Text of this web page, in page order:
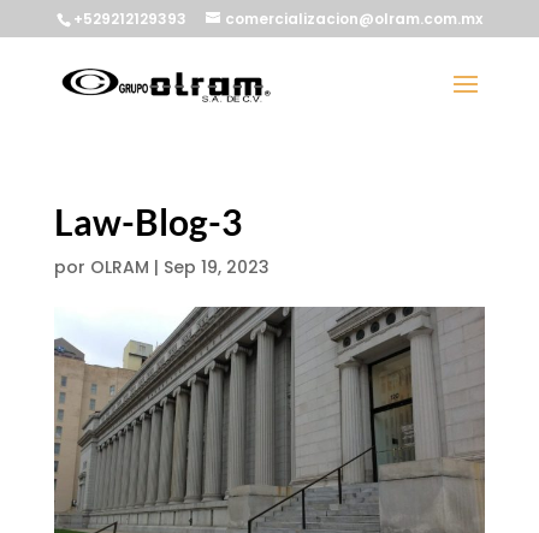
+529212129393 comercializacion@olram.com.mx
Law-Blog-3
por OLRAM | Sep 19, 2023